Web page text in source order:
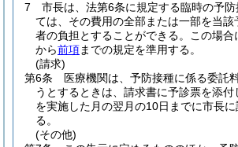
7
市長は、法第6条に規定する臨時の予
ては、その費用の全部または一部を当該
者の負担とすることができる。
この場合
から前項までの規定を準用する。
(請求)
第6条
医療機関は、予防接種に係る委託
うとするときは、請求書に予診票を添
を実施した月の翌月の10日までに市長
る。
(その他)